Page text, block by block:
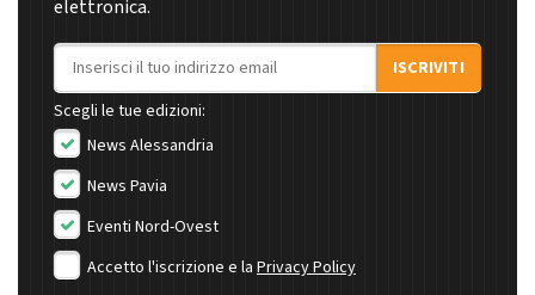
elettronica.
Indirizzo email
ISCRIVITI
Scegli le tue edizioni:
News Alessandria
News Pavia
Eventi Nord-Ovest
Accetto l'iscrizione e la Privacy Policy